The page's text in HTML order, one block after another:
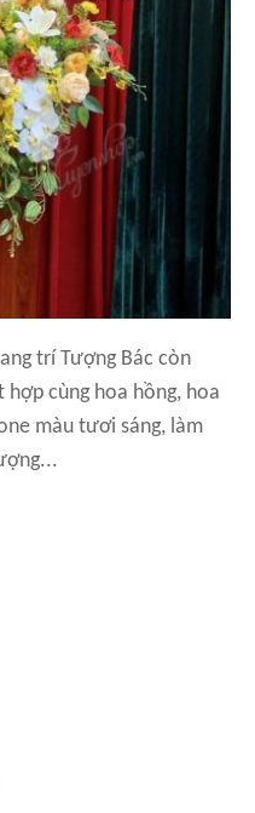
trí Tượng Bác còn
cùng hoa hồng, hoa
màu tươi sáng, làm